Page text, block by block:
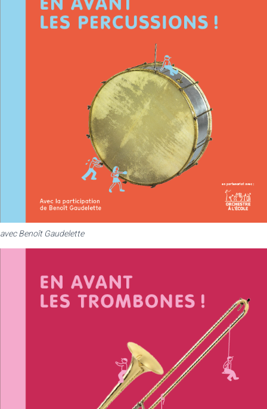
avec Benoît Gaudelette